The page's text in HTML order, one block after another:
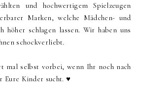
und hochwertigem Spielzeugen
Marken, welche Mädchen- und
höher schlagen lassen. Wir haben uns
schockverliebt.
mal selbst vorbei, wenn Ihr noch nach
Eure Kinder sucht. ♥